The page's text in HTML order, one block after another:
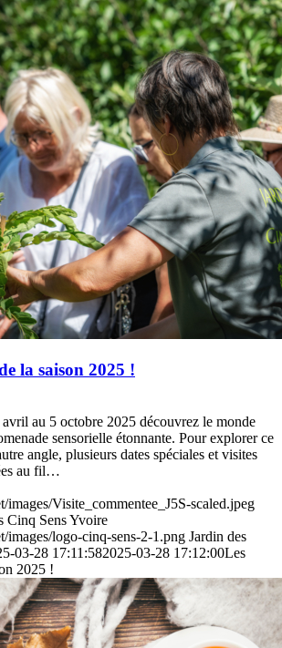
la saison 2025 !
au 5 octobre 2025 découvrez le monde
sensorielle étonnante. Pour explorer ce
angle, plusieurs dates spéciales et visites
au fil…
images/Visite_commentee_J5S-scaled.jpeg
Cinq Sens Yvoire
images/logo-cinq-sens-2-1.png Jardin des
03-28 17:11:582025-03-28 17:12:00Les
2025 !